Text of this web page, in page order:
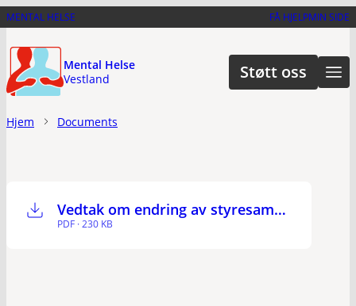
Hopp
hovedinnhold
MENTAL HELSE FÅ HJELPMIN SIDE
Mental Helse
Vestland
Støtt oss
Hjem Documents
Vedtak om endring av styresammensetting 18.6.24
PDF · 230 KB